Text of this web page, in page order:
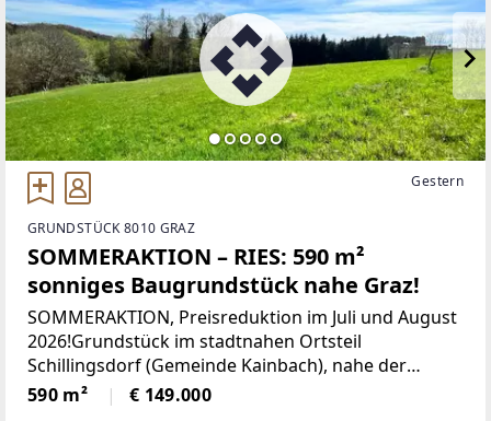
Gestern
GRUNDSTÜCK 8010 GRAZ
SOMMERAKTION – RIES: 590 m²
sonniges Baugrundstück nahe Graz!
SOMMERAKTION, Preisreduktion im Juli und August
2026!Grundstück im stadtnahen Ortsteil
Schillingsdorf (Gemeinde Kainbach), nahe der
Grazer Stadtgrenze, mit toller Verkehrsanbindung
nach Graz und Gleisdorf!Überzeugen Sie sich und
590 m² € 149.000